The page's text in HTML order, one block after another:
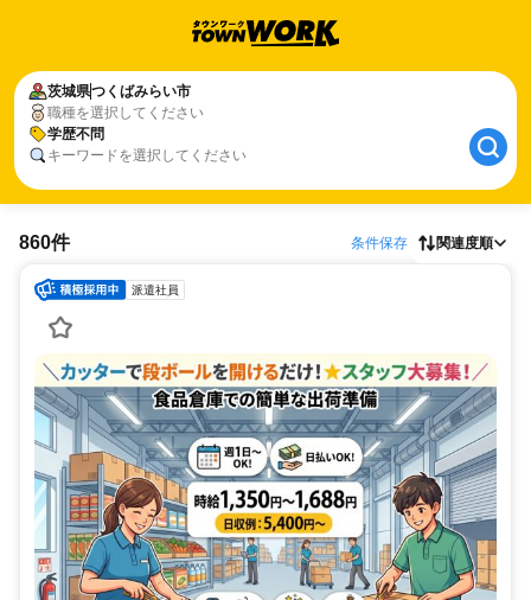
茨城県つくばみらい市
職種を選択してください
学歴不問
キーワードを選択してください
860件 条件保存 関連度順
派遣社員